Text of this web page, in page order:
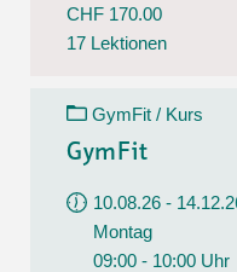
CHF 170.00
17 Lektionen
GymFit / Kurs
GymFit
10.08.26 -
Montag
09:00 - 10:00 Uhr